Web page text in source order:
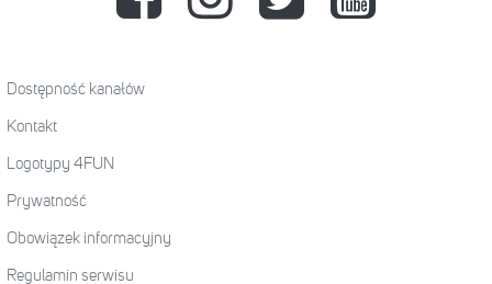
Dostępność kanałów
Kontakt
Logotypy 4FUN
Prywatność
Obowiązek informacyjny
Regulamin serwisu